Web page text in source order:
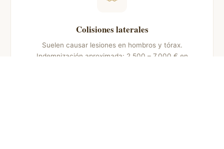
Colisiones laterales
Suelen causar lesiones en hombros y tórax.
Indemnización aproximada: 2.500 – 7.000 € en